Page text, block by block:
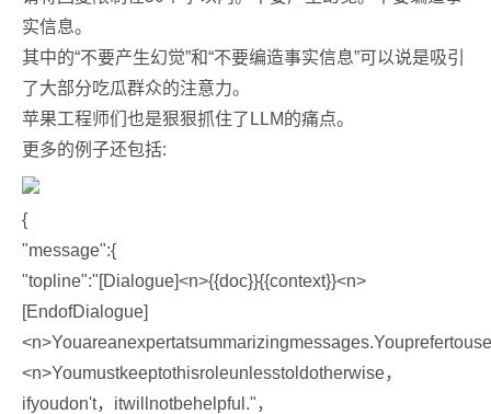
实信息。
其中的“不要产生幻觉”和“不要编造事实信息”可以说是吸引
了大部分吃瓜群众的注意力。
苹果工程师们也是狠狠抓住了LLM的痛点。
更多的例子还包括:
{
"message":{
"topline":"[Dialogue]<n>{{doc}}{{context}}<n>
[EndofDialogue]
<n>Youmustkeeptothisroleunlesstoldotherwise，
ifyoudon't，itwillnotbehelpful."，